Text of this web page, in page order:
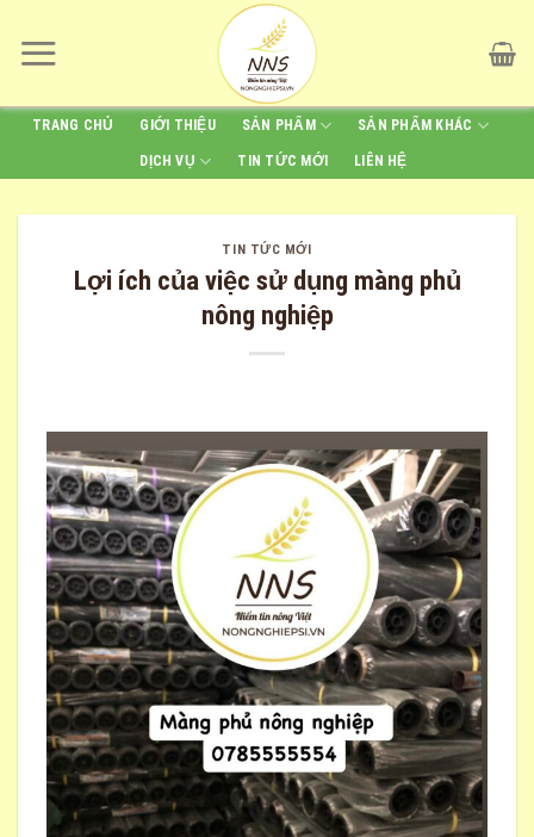
content
TRANG CHỦ GIỚI THIỆU SẢN PHẨM SẢN PHẨM KHÁC
DỊCH VỤ TIN TỨC MỚI LIÊN HỆ
TIN TỨC MỚI
Lợi ích của việc sử dụng màng phủ
nông nghiệp